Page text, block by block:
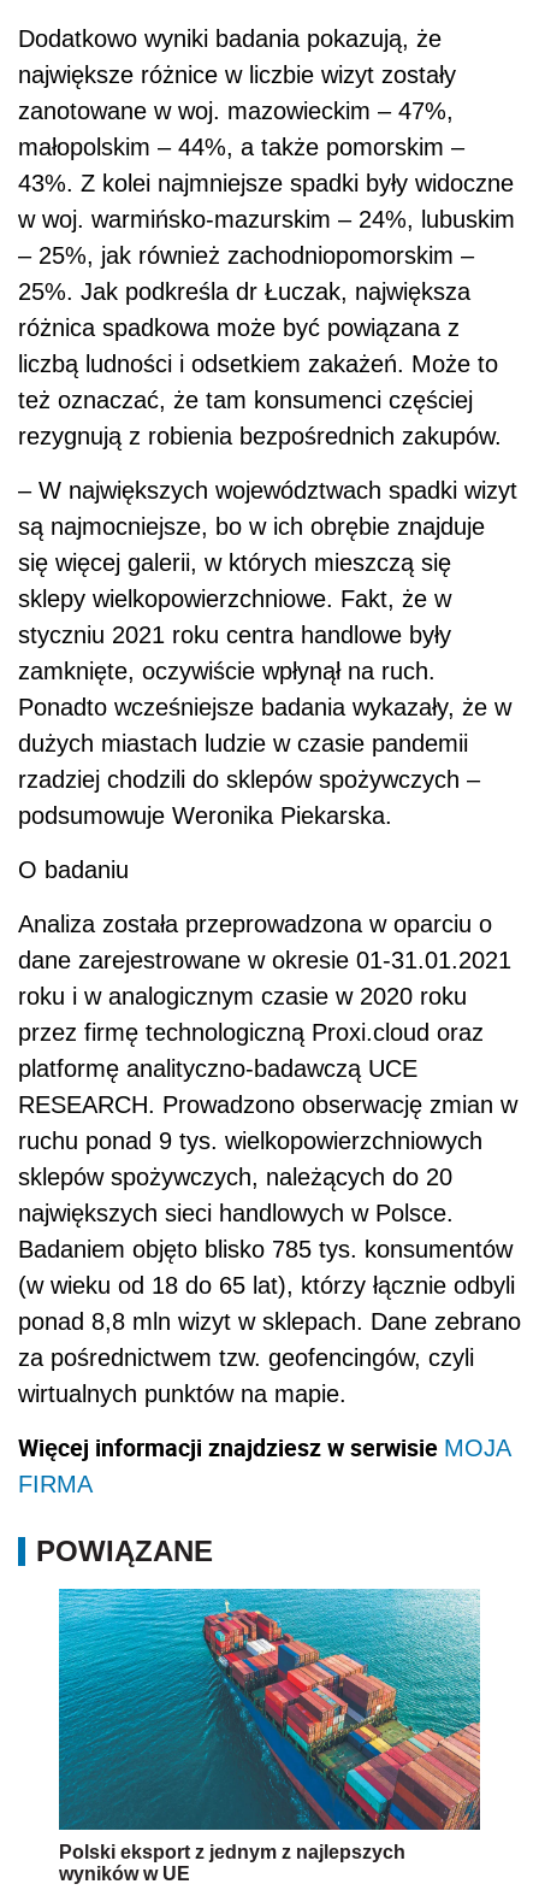
Dodatkowo wyniki badania pokazują, że
największe różnice w liczbie wizyt zostały
zanotowane w woj. mazowieckim – 47%,
małopolskim – 44%, a także pomorskim –
43%. Z kolei najmniejsze spadki były widoczne
w woj. warmińsko-mazurskim – 24%, lubuskim
– 25%, jak również zachodniopomorskim –
25%. Jak podkreśla dr Łuczak, największa
różnica spadkowa może być powiązana z
liczbą ludności i odsetkiem zakażeń. Może to
też oznaczać, że tam konsumenci częściej
rezygnują z robienia bezpośrednich zakupów.
– W największych województwach spadki wizyt
są najmocniejsze, bo w ich obrębie znajduje
się więcej galerii, w których mieszczą się
sklepy wielkopowierzchniowe. Fakt, że w
styczniu 2021 roku centra handlowe były
zamknięte, oczywiście wpłynął na ruch.
Ponadto wcześniejsze badania wykazały, że w
dużych miastach ludzie w czasie pandemii
rzadziej chodzili do sklepów spożywczych –
podsumowuje Weronika Piekarska.
O badaniu
Analiza została przeprowadzona w oparciu o
dane zarejestrowane w okresie 01-31.01.2021
roku i w analogicznym czasie w 2020 roku
przez firmę technologiczną Proxi.cloud oraz
platformę analityczno-badawczą UCE
RESEARCH. Prowadzono obserwację zmian w
ruchu ponad 9 tys. wielkopowierzchniowych
sklepów spożywczych, należących do 20
największych sieci handlowych w Polsce.
Badaniem objęto blisko 785 tys. konsumentów
(w wieku od 18 do 65 lat), którzy łącznie odbyli
ponad 8,8 mln wizyt w sklepach. Dane zebrano
za pośrednictwem tzw. geofencingów, czyli
wirtualnych punktów na mapie.
Więcej informacji znajdziesz w serwisie MOJA
FIRMA
POWIĄZANE
Polski eksport z jednym z najlepszych
wyników w UE